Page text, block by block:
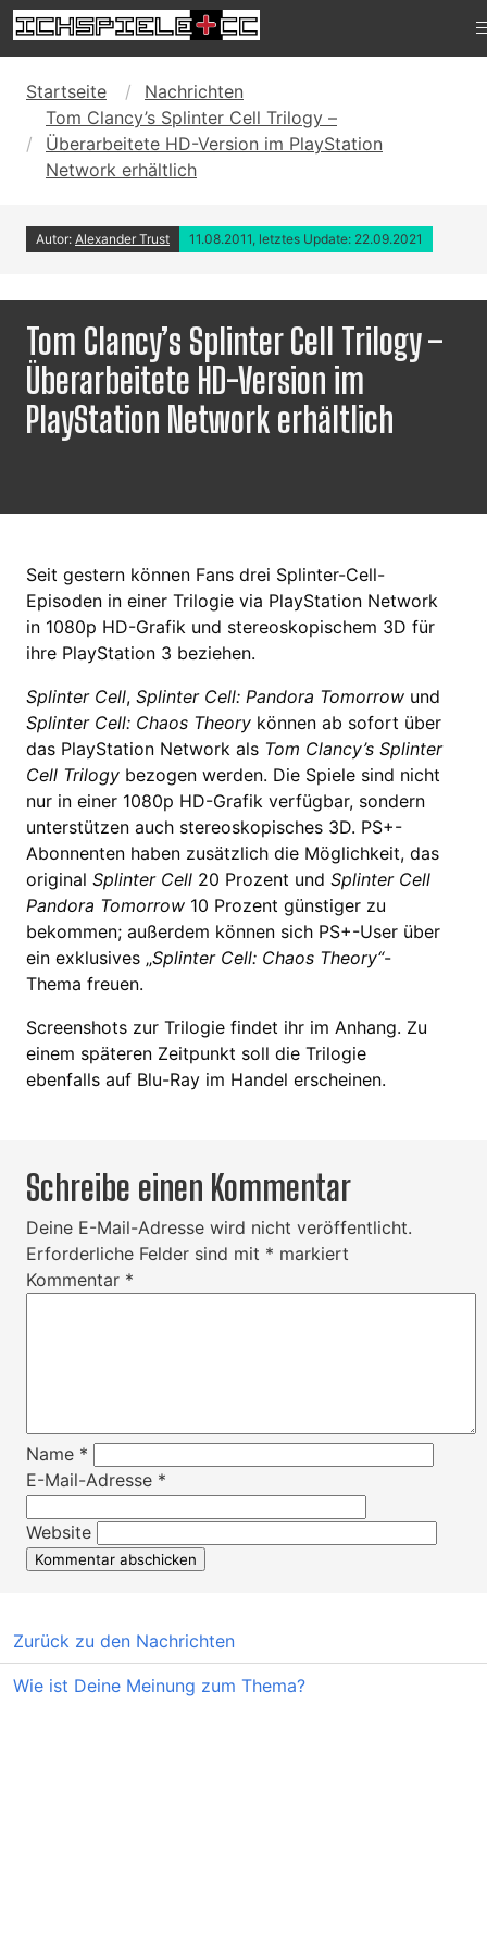
Startseite
Nachrichten
Tom Clancy’s Splinter Cell Trilogy –
Überarbeitete HD-Version im PlayStation
Network erhältlich
Autor: Alexander Trust 11.08.2011, letztes Update: 22.09.2021
Tom Clancy’s Splinter Cell Trilogy –
Überarbeitete HD-Version im
PlayStation Network erhältlich
Seit gestern können Fans drei Splinter-Cell-
Episoden in einer Trilogie via PlayStation Network
in 1080p HD-Grafik und stereoskopischem 3D für
ihre PlayStation 3 beziehen.
Splinter Cell, Splinter Cell: Pandora Tomorrow und
Splinter Cell: Chaos Theory können ab sofort über
das PlayStation Network als Tom Clancy’s Splinter
Cell Trilogy bezogen werden. Die Spiele sind nicht
nur in einer 1080p HD-Grafik verfügbar, sondern
unterstützen auch stereoskopisches 3D. PS+-
Abonnenten haben zusätzlich die Möglichkeit, das
original Splinter Cell 20 Prozent und Splinter Cell
Pandora Tomorrow 10 Prozent günstiger zu
bekommen; außerdem können sich PS+-User über
ein exklusives „Splinter Cell: Chaos Theory“-
Thema freuen.
Screenshots zur Trilogie findet ihr im Anhang. Zu
einem späteren Zeitpunkt soll die Trilogie
ebenfalls auf Blu-Ray im Handel erscheinen.
Schreibe einen Kommentar
Deine E-Mail-Adresse wird nicht veröffentlicht.
Erforderliche Felder sind mit * markiert
Kommentar *
Name *
E-Mail-Adresse *
Website
Zurück zu den Nachrichten
Wie ist Deine Meinung zum Thema?